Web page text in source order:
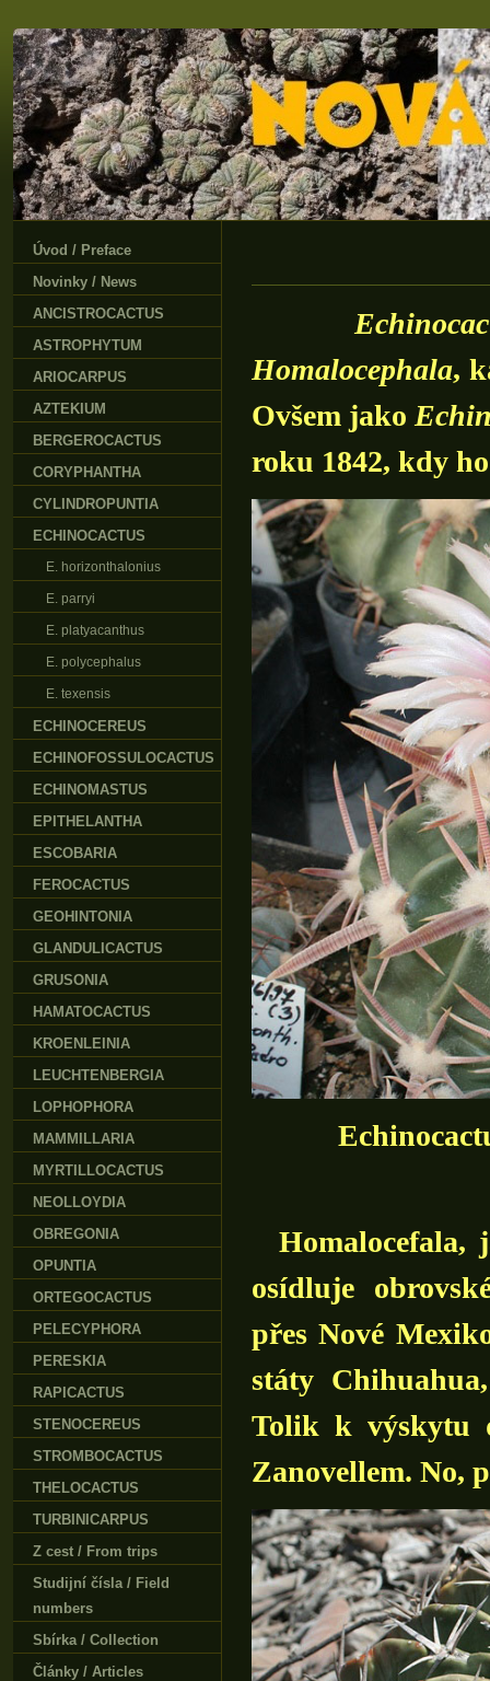
Homalocephala,
Ovšem jako
roku 1842, kdy
Homalocefala,
osídluje
přes Nové
státy
Tolik k výskytu
Zanovellem. No,
Úvod / Preface
Novinky / News
ANCISTROCACTUS
ASTROPHYTUM
ARIOCARPUS
AZTEKIUM
BERGEROCACTUS
CORYPHANTHA
CYLINDROPUNTIA
ECHINOCACTUS
E. horizonthalonius
E. parryi
E. platyacanthus
E. polycephalus
E. texensis
ECHINOCEREUS
ECHINOFOSSULOCACTUS
ECHINOMASTUS
EPITHELANTHA
ESCOBARIA
FEROCACTUS
GEOHINTONIA
GLANDULICACTUS
GRUSONIA
HAMATOCACTUS
KROENLEINIA
LEUCHTENBERGIA
LOPHOPHORA
MAMMILLARIA
MYRTILLOCACTUS
NEOLLOYDIA
OBREGONIA
OPUNTIA
ORTEGOCACTUS
PELECYPHORA
PERESKIA
RAPICACTUS
STENOCEREUS
STROMBOCACTUS
THELOCACTUS
TURBINICARPUS
Z cest / From trips
Studijní čísla / Field
numbers
Sbírka / Collection
Články / Articles